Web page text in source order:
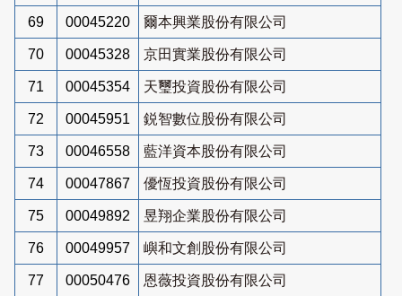
69 00045220 爾本興業股份有限公司
70 00045328 京田實業股份有限公司
71 00045354 天璽投資股份有限公司
72 00045951 鋭智數位股份有限公司
73 00046558 藍洋資本股份有限公司
74 00047867 優恆投資股份有限公司
75 00049892 昱翔企業股份有限公司
76 00049957 嶼和文創股份有限公司
77 00050476 恩薇投資股份有限公司